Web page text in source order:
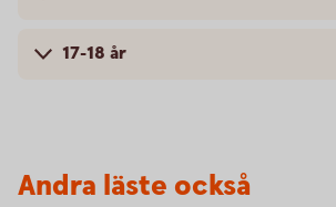
17-18 år
Andra läste också